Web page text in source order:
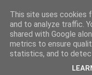
This site uses cookies
and to analyze traffic.
shared with Google
metrics to ensure
statistics, and to